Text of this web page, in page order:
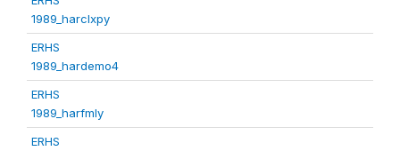
1989_harclxpy
ERHS
1989_hardemo4
ERHS
1989_harfmly
ERHS